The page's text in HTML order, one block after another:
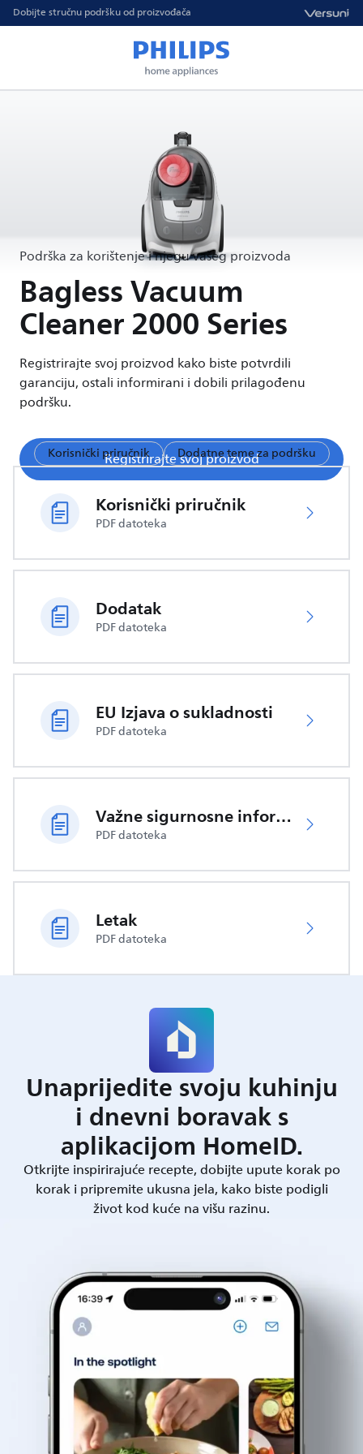
Dobijte stručnu podršku od proizvođača
Podrška za korištenje i njegu vašeg proizvoda
Bagless Vacuum
Cleaner 2000 Series
Registrirajte svoj proizvod kako biste potvrdili
garanciju, ostali informirani i dobili prilagođenu
podršku.
Registrirajte svoj proizvod
Korisnički priručnik Dodatne teme za podršku
Korisnički priručnik
PDF datoteka
Dodatak
PDF datoteka
EU Izjava o sukladnosti
PDF datoteka
Važne sigurnosne informacije
PDF datoteka
Letak
PDF datoteka
Unaprijedite svoju kuhinju
i dnevni boravak s
aplikacijom HomeID.
Otkrijte inspirirajuće recepte, dobijte upute korak po
korak i pripremite ukusna jela, kako biste podigli
život kod kuće na višu razinu.